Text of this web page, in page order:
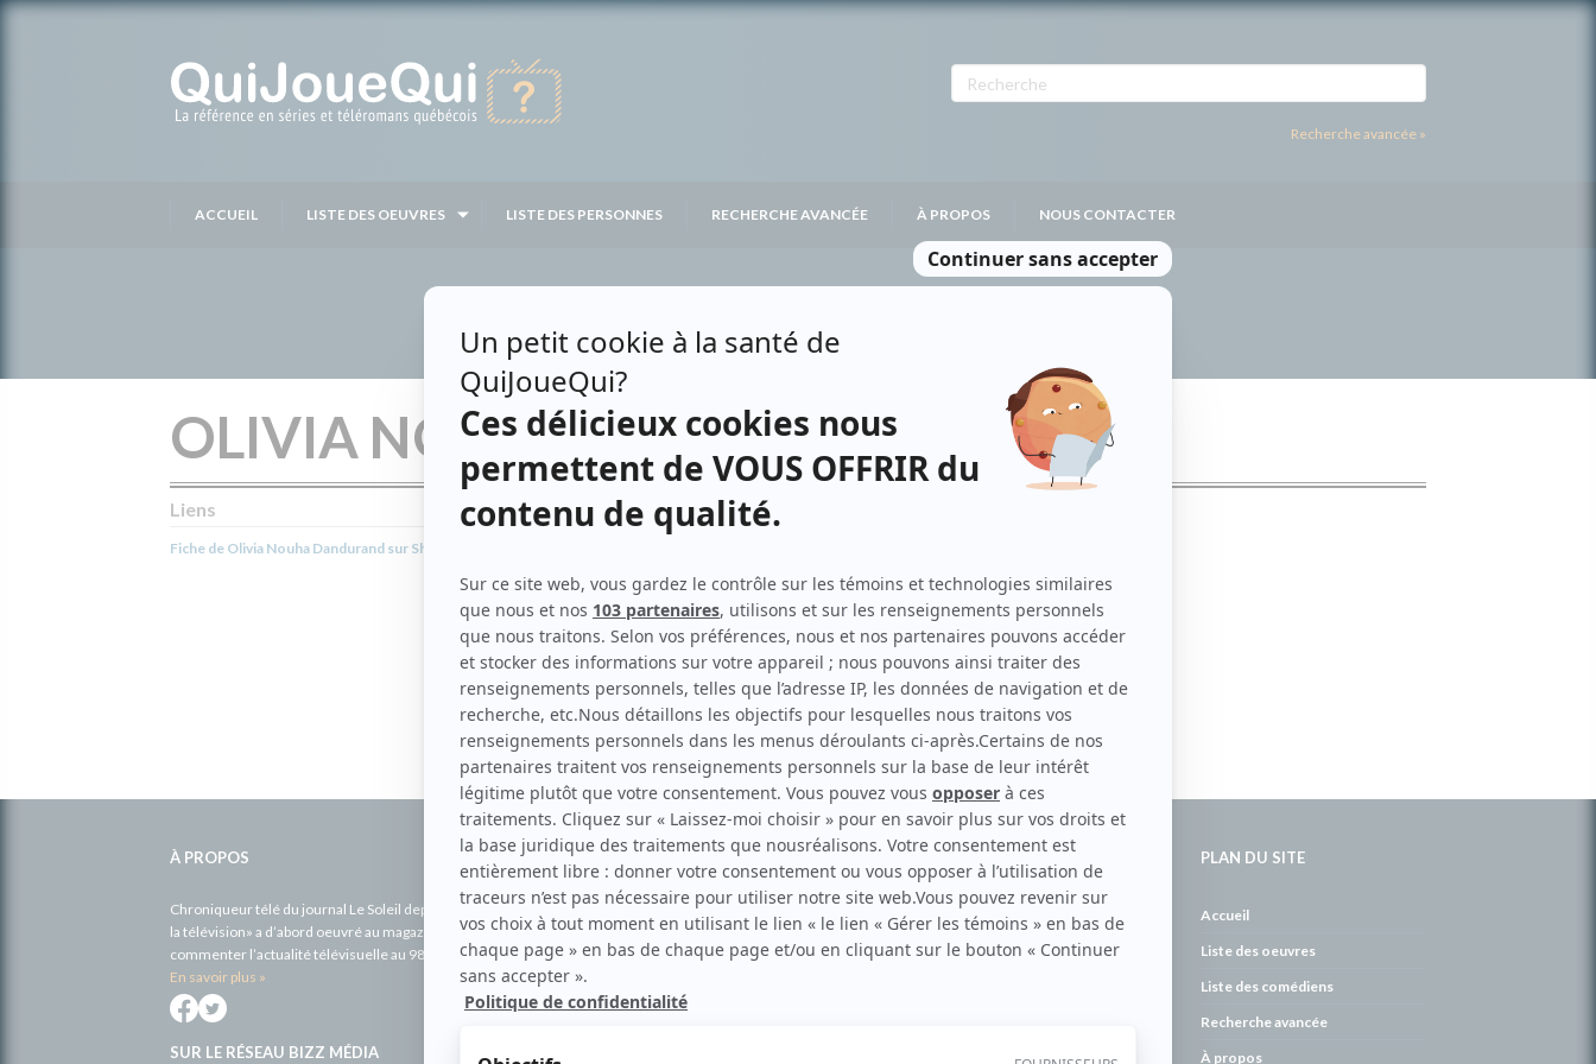
Recherche avancée »
ACCUEIL LISTE DES OEUVRES LISTE DES PERSONNES RECHERCHE AVANCÉE À PROPOS NOUS CONTACTER
OLIVIA NOUHA DANDURAND
Liens
Fiche de Olivia Nouha Dandurand sur Showbizz.net
Personnages
Chef d'orchestre(La lectrice)
Survivre à ses enfants(Massothérapeute )
Toute la vie(Infirmière2020)
À PROPOS
Chroniqueur télé du journal Le Soleil depuis 2001, Richard Therrien carbure à son petit écran. Celui qu’on surnomme parfois «l’encyclopédie de
la télévision» a d’abord oeuvré au magazine TV Hebdo de 1996 à 2001. Sa spécialité: la télé québécoise. On peut l’entendre régulièrement
commenter l’actualité télévisuelle au 98,5.
En savoir plus »
SUR LE RÉSEAU BIZZ MÉDIA
PLAN DU SITE
Accueil
Liste des oeuvres
Liste des comédiens
Recherche avancée
À propos